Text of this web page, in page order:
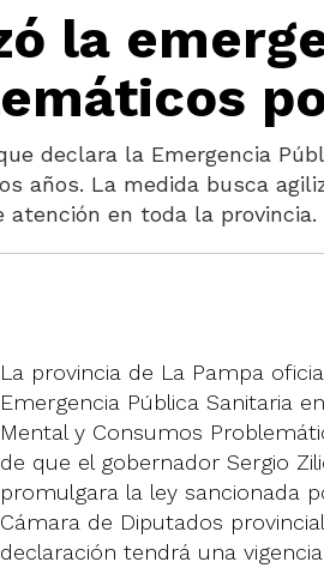
la
declara la Emergencia
años. La medida busca
en toda la provincia.
La provincia de La Pampa
Emergencia Pública Sanitaria
Mental y Consumos
de que el gobernador Sergio
promulgara la ley sancionada
Cámara de Diputados
declaración tendrá una